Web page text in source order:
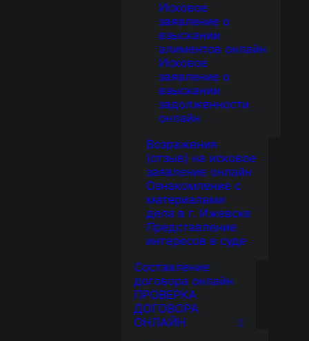
Исковое
заявление о
взыскании
алиментов онлайн
Исковое
заявление о
взыскании
задолженности
онлайн
Возражения
(отзыв) на исковое
заявление онлайн
Ознакомление с
материалами
дела в г. Ижевске
Представление
интересов в суде
Составление
договора онлайн
ПРОВЕРКА
ДОГОВОРА
ОНЛАЙН